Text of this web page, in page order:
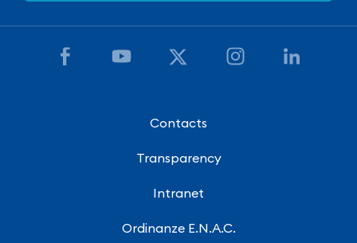
Contacts
Transparency
Intranet
Ordinanze E.N.A.C.